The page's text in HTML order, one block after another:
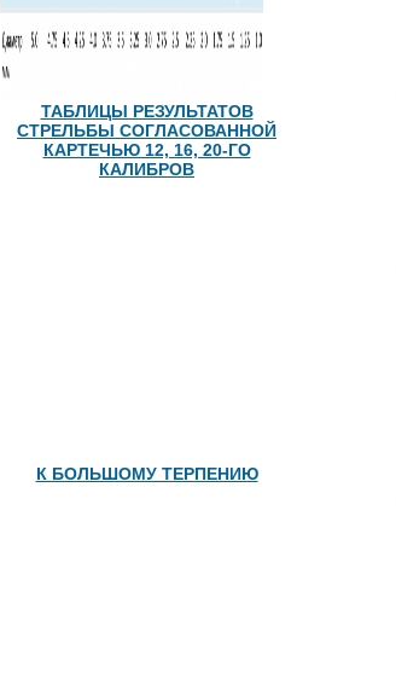
ТАБЛИЦЫ РЕЗУЛЬТАТОВ
СТРЕЛЬБЫ СОГЛАСОВАННОЙ
КАРТЕЧЬЮ 12, 16, 20-ГО
КАЛИБРОВ
К БОЛЬШОМУ ТЕРПЕНИЮ